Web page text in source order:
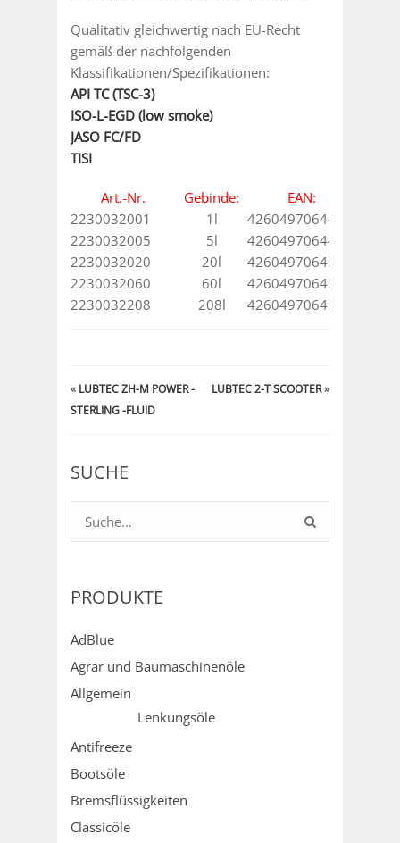
Qualitativ gleichwertig nach EU-Recht
gemäß der nachfolgenden
Klassifikationen/Spezifikationen:
API TC (TSC-3)
ISO-L-EGD (low smoke)
JASO FC/FD
TISI
Art.-Nr. Gebinde:
EAN:
2230032001
1l
4260497064480
2230032005
5l
4260497064497
2230032020
20l
4260497064503
2230032060
60l
4260497064510
2230032208
208l 4260497064527
« LUBTEC ZH-M POWER -
STERLING -FLUID
LUBTEC 2-T SCOOTER»
SUCHE
PRODUKTE
AdBlue
Agrar und Baumaschinenöle
Allgemein
Lenkungsöle
Antifreeze
Bootsöle
Bremsflüssigkeiten
Classicöle